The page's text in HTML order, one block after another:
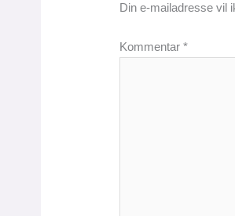
Din e-mailadresse vil
Kommentar*